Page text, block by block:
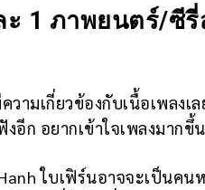
ะ 1 ภาพยนตร์/ซีรี่
ามเกี่ยวข้องกับเนื้อเพลงเล
อีก อยากเข้าใจเพลงมากขึ้น
ใบเฟิร์นอาจจะเป็นคน